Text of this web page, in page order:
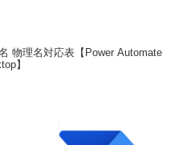
物理名対応表【Power Automate
】